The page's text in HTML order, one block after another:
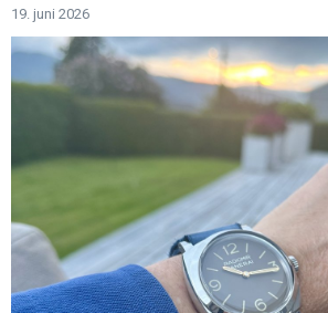
e
19. juni 2026